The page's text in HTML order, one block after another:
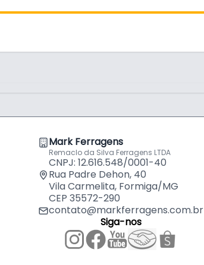
Mark Ferragens
Remaclo da Silva Ferragens LTDA
CNPJ: 12.616.548/0001-40
Rua Padre Dehon, 40
Vila Carmelita, Formiga/MG
CEP 35572-290
contato@markferragens.com.br
Siga-nos